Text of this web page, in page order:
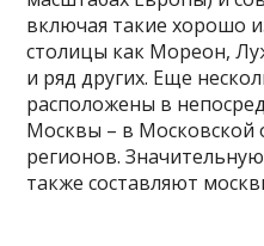
включая такие хорошо
столицы как Мореон,
и ряд других. Еще
расположены в
Москвы – в Московской
регионов.
также составляют